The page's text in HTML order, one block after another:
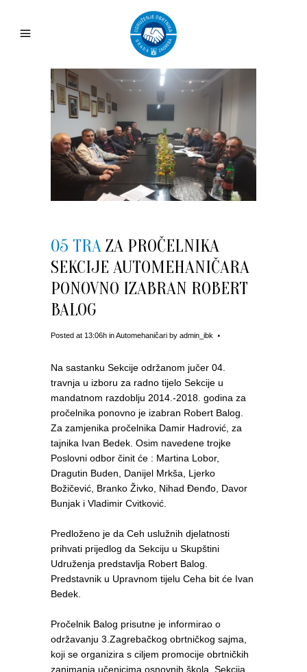
05 TRA ZA PROČELNIKA
SEKCIJE AUTOMEHANIČARA
PONOVNO IZABRAN ROBERT
BALOG
Posted at 13:06h inAutomehaničari by admin_ibk
Na sastanku Sekcije održanom jučer 04.
travnja u izboru za radno tijelo Sekcije u
mandatnom razdoblju 2014.-2018. godina za
pročelnika ponovno je izabran Robert Balog.
Za zamjenika pročelnika Damir Hadrović, za
tajnika Ivan Bedek. Osim navedene trojke
Poslovni odbor činit će : Martina Lobor,
Dragutin Buden, Danijel Mrkša, Ljerko
Božičević, Branko Živko, Nihad Đenđo, Davor
Bunjak i Vladimir Cvitković.
Predloženo je da Ceh uslužnih djelatnosti
prihvati prijedlog da Sekciju u Skupštini
Udruženja predstavlja Robert Balog.
Predstavnik u Upravnom tijelu Ceha bit će Ivan
Bedek.
Pročelnik Balog prisutne je informirao o
održavanju 3.Zagrebačkog obrtničkog sajma,
koji se organizira s ciljem promocije obrtničkih
zanimanja učenicima osnovnih škola. Sekcija